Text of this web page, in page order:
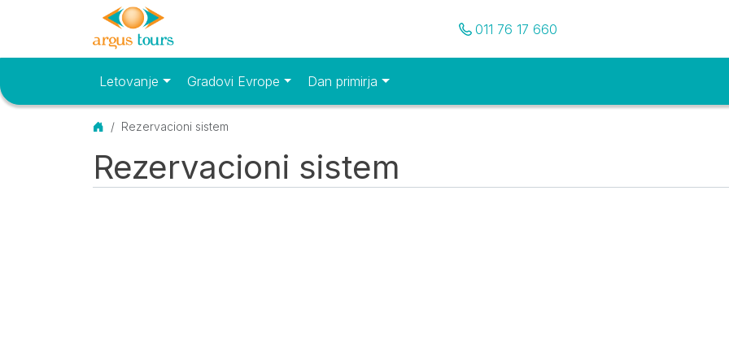
Pozovite nas
011 76 17 660
Osnovni meniLetovanje Gradovi Evrope Dan primirja
Početna
Rezervacioni sistem
Rezervacioni sistem